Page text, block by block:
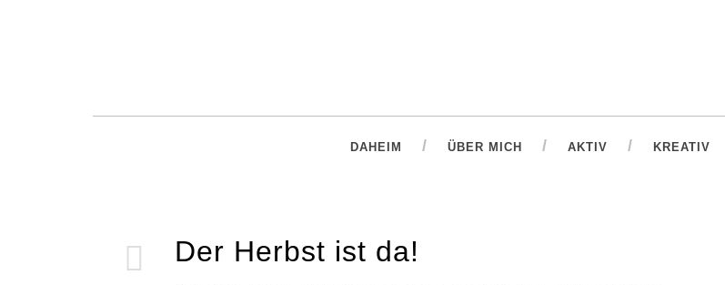
DAHEIM ÜBER MICH AKTIV KREATIV
Der Herbst ist da!